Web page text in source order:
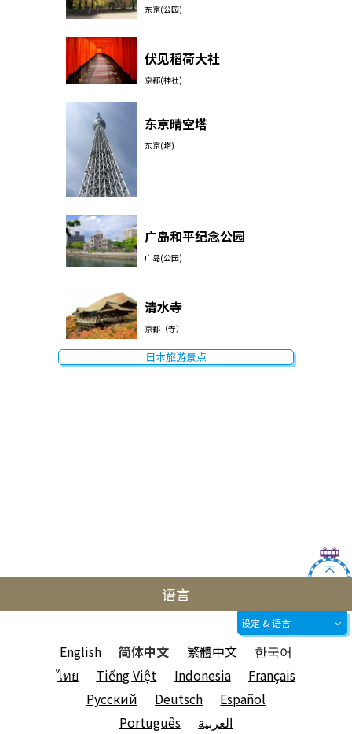
东京(公园)
伏见稻荷大社
京都(神社)
东京晴空塔
东京(塔)
广岛和平纪念公园
广岛(公园)
清水寺
京都（寺）
日本旅游景点
语言
设定 & 语言
English 简体中文 繁體中文
한국어
ไทย
Tiếng Việt Indonesia
Français
Русский
Deutsch
Español
Português
العربية